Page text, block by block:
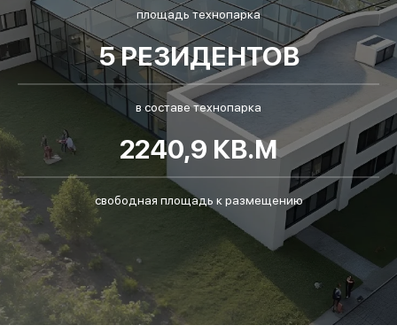
площадь технопарка
5 РЕЗИДЕНТОВ
в составе технопарка
2240,9 КВ.М
свободная площадь к размещению